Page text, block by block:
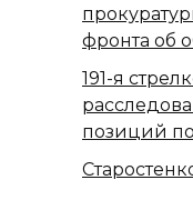
фронта об
191-я
позиций